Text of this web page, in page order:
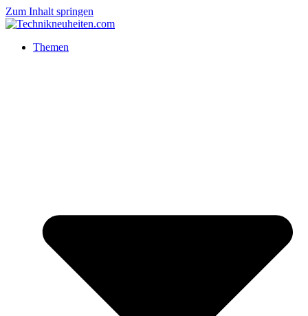
Zum Inhalt springen
Themen